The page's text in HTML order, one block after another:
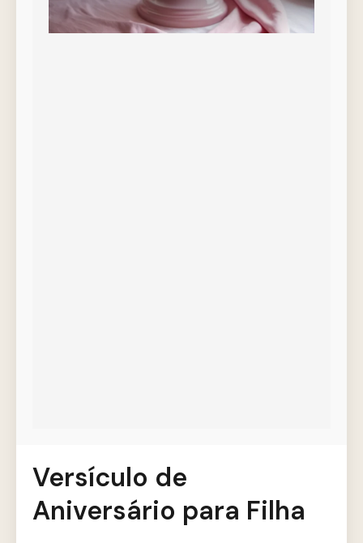
Versículo de
Aniversário para Filha